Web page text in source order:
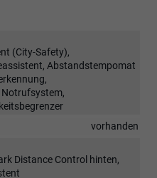
(City-Safety),
Abstandstempomat
Notrufsystem,
vorhanden
Distance Control hinten,